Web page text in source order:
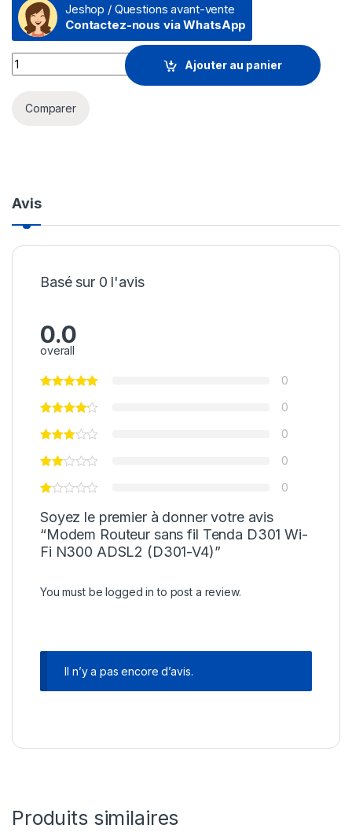
Jeshop / Questions avant-vente
Contactez-nous via WhatsApp
Modem Routeur sans fil Tenda D301 Wi-Fi N300 ADSL2
Ajouter au panier
Comparer
Avis
Basé sur 0 l'avis
0.0
overall
0
0
0
0
0
Soyez le premier à donner votre avis
“Modem Routeur sans fil Tenda D301 Wi-
Fi N300 ADSL2 (D301-V4)”
You must belogged in to post a review.
Il n’y a pas encore d’avis.
Produits similaires